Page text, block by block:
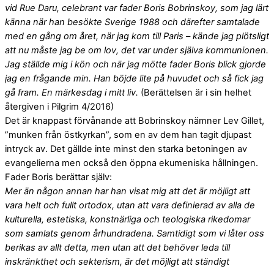
vid Rue Daru, celebrant var fader Boris Bobrinskoy, som jag lärt
känna när han besökte Sverige 1988 och därefter samtalade
med en gång om året, när jag kom till Paris – kände jag plötsligt
att nu måste jag be om lov, det var under själva kommunionen.
Jag ställde mig i kön och när jag mötte fader Boris blick gjorde
jag en frågande min. Han böjde lite på huvudet och så fick jag
gå fram. En märkesdag i mitt liv. (Berättelsen är i sin helhet
återgiven i Pilgrim 4/2016)
Det är knappast förvånande att Bobrinskoy nämner Lev Gillet,
”munken från östkyrkan”, som en av dem han tagit djupast
intryck av. Det gällde inte minst den starka betoningen av
evangelierna men också den öppna ekumeniska hållningen.
Fader Boris berättar själv:
Mer än någon annan har han visat mig att det är möjligt att
vara helt och fullt ortodox, utan att vara definierad av alla de
kulturella, estetiska, konstnärliga och teologiska rikedomar
som samlats genom århundradena. Samtidigt som vi låter oss
berikas av allt detta, men utan att det behöver leda till
inskränkthet och sekterism, är det möjligt att ständigt